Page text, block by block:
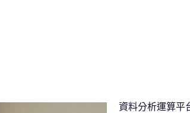
資料分析運算平